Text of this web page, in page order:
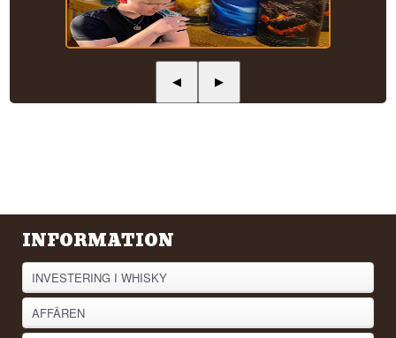
◀ ▶
INFORMATION
INVESTERING I WHISKY
AFFÄREN